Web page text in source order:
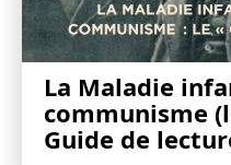
La Maladie
communisme
Guide de